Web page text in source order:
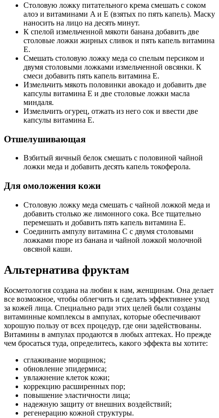
Столовую ложку питательного крема смешать с соком
алоэ и витаминами A и E (взятых по пять капель). Маску
наносить на лицо на десять минут.
К спелой измельченной мякоти банана добавить две
столовые ложки жирных сливок и пять капель витамина
E.
Смешать столовую ложку меда со спелым персиком и
двумя столовыми ложками измельченной овсянки. К
смеси добавить пять капель витамина E.
Измельчить мякоть половинки авокадо и добавить две
капсулы витамина E и две столовые ложки масла
миндаля.
Измельчить огурец, отжать из него сок и ввести две
капсулы витамина E.
Отшелушивающая
Взбитый яичный белок смешать с половиной чайной
ложки меда и добавить десять капель токоферола.
Для омоложения кожи
Столовую ложку меда смешать с чайной ложкой меда и
добавить столько же лимонного сока. Все тщательно
перемешать и добавить пять капель витамина E.
Соединить ампулу витамина C с двумя столовыми
ложками пюре из банана и чайной ложкой молочной
овсяной каши.
Альтернатива фруктам
Косметология создана на любви к нам, женщинам. Она делает
все возможное, чтобы облегчить и сделать эффективнее уход
за кожей лица. Специально ради этих целей были созданы
витаминные комплексы в ампулах, которые обеспечивают
хорошую пользу от всех процедур, где они задействованы.
Витамины в ампулах продаются в любых аптеках. Но прежде
чем бросаться туда, определитесь, какого эффекта вы хотите:
сглаживание морщинок;
обновление эпидермиса;
увлажнение клеток кожи;
коррекцию расширенных пор;
повышение эластичности лица;
надежную защиту от внешних воздействий;
регенерацию кожной структуры.